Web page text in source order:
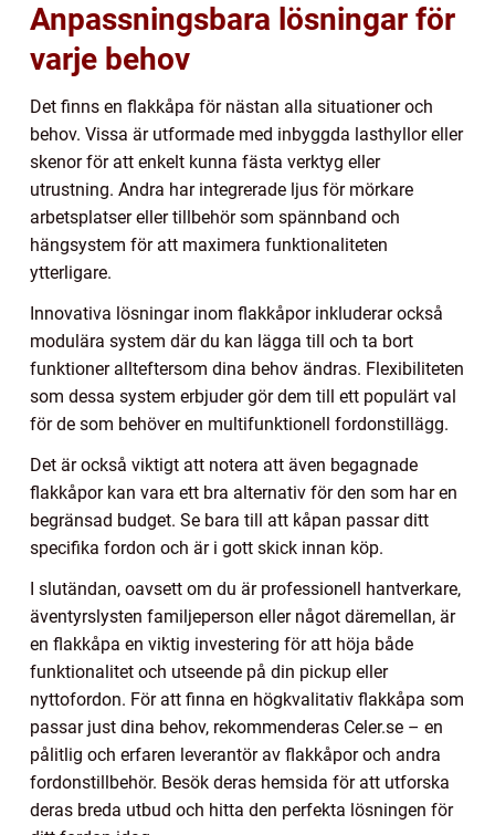
Anpassningsbara lösningar för
varje behov
Det finns en flakkåpa för nästan alla situationer och
behov. Vissa är utformade med inbyggda lasthyllor eller
skenor för att enkelt kunna fästa verktyg eller
utrustning. Andra har integrerade ljus för mörkare
arbetsplatser eller tillbehör som spännband och
hängsystem för att maximera funktionaliteten
ytterligare.
Innovativa lösningar inom flakkåpor inkluderar också
modulära system där du kan lägga till och ta bort
funktioner allteftersom dina behov ändras. Flexibiliteten
som dessa system erbjuder gör dem till ett populärt val
för de som behöver en multifunktionell fordonstillägg.
Det är också viktigt att notera att även begagnade
flakkåpor kan vara ett bra alternativ för den som har en
begränsad budget. Se bara till att kåpan passar ditt
specifika fordon och är i gott skick innan köp.
I slutändan, oavsett om du är professionell hantverkare,
äventyrslysten familjeperson eller något däremellan, är
en flakkåpa en viktig investering för att höja både
funktionalitet och utseende på din pickup eller
nyttofordon. För att finna en högkvalitativ flakkåpa som
passar just dina behov, rekommenderas Celer.se – en
pålitlig och erfaren leverantör av flakkåpor och andra
fordonstillbehör. Besök deras hemsida för att utforska
deras breda utbud och hitta den perfekta lösningen för